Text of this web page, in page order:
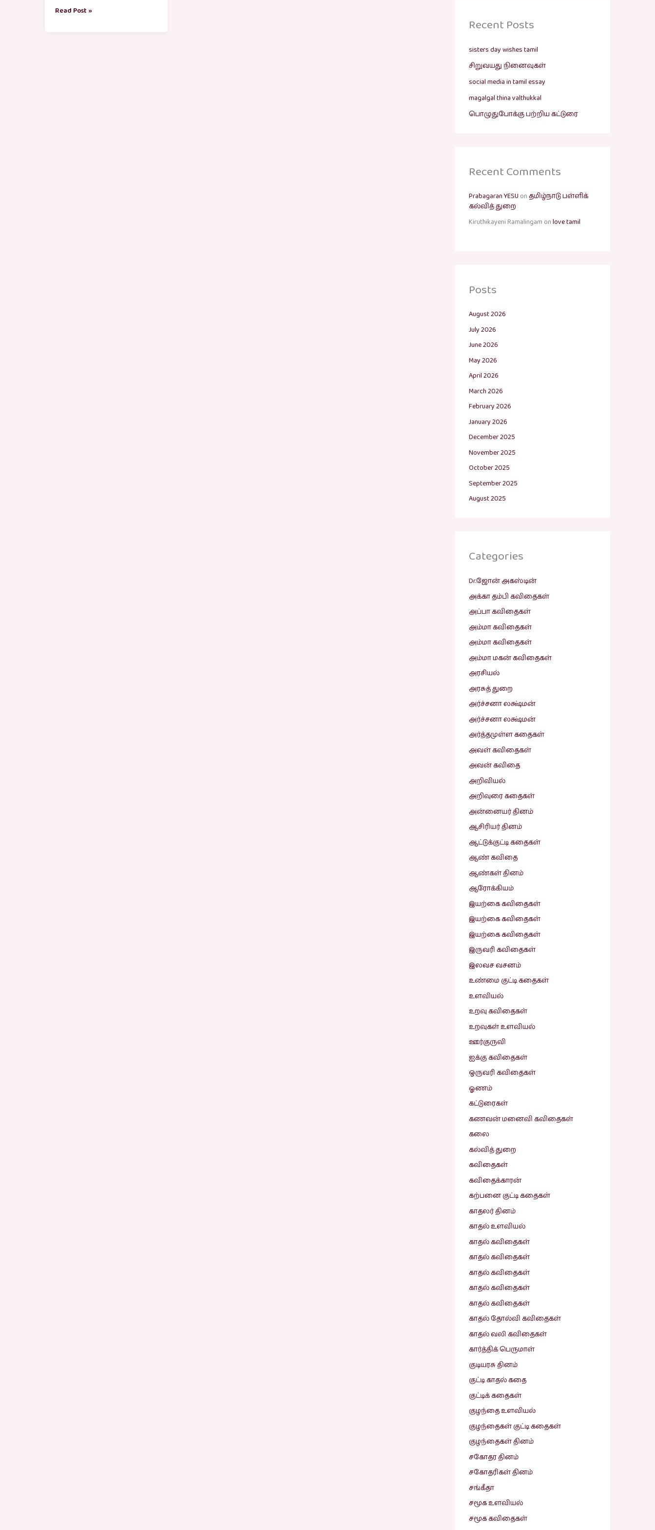
Read Post »
Recent Posts
sisters day wishes tamil
சிறுவயது நினைவுகள்
social media in tamil essay
magalgal thina valthukkal
பொழுதுபோக்கு பற்றிய கட்டுரை
Recent Comments
Prabagaran YESU onதமிழ்நாடு பள்ளிக்
கல்வித் துறை
Kiruthikayeni Ramalingam onlove tamil
Posts
August 2026
July 2026
June 2026
May 2026
April 2026
March 2026
February 2026
January 2026
December 2025
November 2025
October 2025
September 2025
August 2025
Categories
Dr.ஜோன் அகஸ்டின்
அக்கா தம்பி கவிதைகள்
அப்பா கவிதைகள்
அம்மா கவிதைகள்
அம்மா கவிதைகள்
அம்மா மகன் கவிதைகள்
அரசியல்
அரசுத் துறை
அர்ச்சனா லக்ஷ்மன்
அர்ச்சனா லக்ஷ்மன்
அர்த்தமுள்ள கதைகள்
அவள் கவிதைகள்
அவன் கவிதை
அறிவியல்
அறிவுரை கதைகள்
அன்னையர் தினம்
ஆசிரியர் தினம்
ஆட்டுக்குட்டி கதைகள்
ஆண் கவிதை
ஆண்கள் தினம்
ஆரோக்கியம்
இயற்கை கவிதைகள்
இயற்கை கவிதைகள்
இயற்கை கவிதைகள்
இருவரி கவிதைகள்
இலவச வசனம்
உண்மை குட்டி கதைகள்
உளவியல்
உறவு கவிதைகள்
உறவுகள் உளவியல்
ஊர்குருவி
ஐக்கு கவிதைகள்
ஒருவரி கவிதைகள்
ஓணம்
கட்டுரைகள்
கணவன் மனைவி கவிதைகள்
கலை
கல்வித் துறை
கவிதைகள்
கவிதைக்காரன்
கற்பனை குட்டி கதைகள்
காதலர் தினம்
காதல் உளவியல்
காதல் கவிதைகள்
காதல் கவிதைகள்
காதல் கவிதைகள்
காதல் கவிதைகள்
காதல் கவிதைகள்
காதல் தோல்வி கவிதைகள்
காதல் வலி கவிதைகள்
கார்த்திக் பெருமாள்
குடியரசு தினம்
குட்டி காதல் கதை
குட்டிக் கதைகள்
குழந்தை உளவியல்
குழந்தைகள் குட்டி கதைகள்
குழந்தைகள் தினம்
சகோதர தினம்
சகோதரிகள் தினம்
சங்கீதா
சமூக உளவியல்
சமூக கவிதைகள்